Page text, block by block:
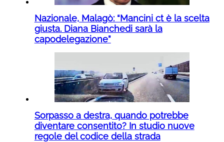
Nazionale, Malagò: “Mancini ct è la scelta
giusta. Diana Bianchedi sarà la
capodelegazione”
Sorpasso a destra, quando potrebbe
diventare consentito? In studio nuove
regole del codice della strada